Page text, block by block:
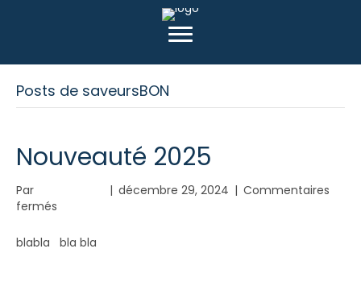
Posts de saveursBON
Nouveauté 2025
Par | décembre 29, 2024 | Commentaires
fermés
2025
blabla bla bla